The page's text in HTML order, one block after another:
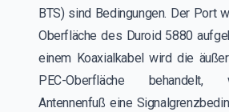
BTS) sind Bedingungen. Der Port
Oberfläche des Duroid 5880
einem Koaxialkabel wird die
PEC-Oberfläche behandelt,
Antennenfuß eine